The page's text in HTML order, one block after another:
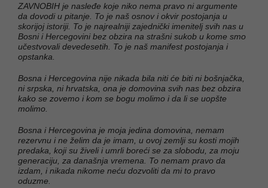
ZAVNOBIH je nasleđe koje niko nema pravo ni argumente
da dovodi u pitanje. To je naš osnov i okvir postojanja u
skorijoj istoriji. To je najrealniji zajednički imenitelj svih nas u
Bosni i Hercegovini bez obzira na strašni sukob u kome smo
učestvovali devedesetih. To je naš manifest postojanja i
opstanka.
Bosna i Hercegovina nije nikada bila niti će biti ni bošnjačka,
ni srpska, ni hrvatska, ona je domovina svih nas bez obzira
kako se zovemo i kom se bogu molimo i da li se uopšte
molimo.
Bosna i Hercegovina je moja jedina domovina, nemam
rezervnu i ne želim da je imam, u ovoj zemlji su kosti mojih
predaka, koji su živeli i umrli boreći se za slobodu, za moju
generaciju, za današnja vremena. To nemam pravo da
izdam, i nikada nikome neću dozvoliti da mi to pravo
oduzme.